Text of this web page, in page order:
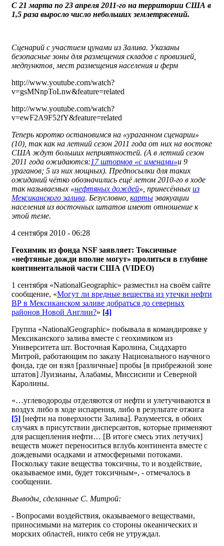
С 21 марта по 23 апреля 2011-го на территории США в
1,5 раза выросло число небольших землетрясений.
Сценарий с участием цунами из Залива. Указаны
безопасные зоны для размещения складов с провизией,
медпунктов, мест размещения населения и ферм
http://www.youtube.com/watch?
v=gsMNnpToLnw&feature=related
http://www.youtube.com/watch?
v=ewF2A9F52fY&feature=related
Теперь коротко остановимся на «ураганном сценарии»
(10), так как на летний сезон 2011 года от них на востоке
США ждут больших неприятностей. (А в летний сезон
2011 года ожидаются:17 штормов «с именами»и 9
ураганов; 5 из них мощных). Предпосылки для таких
ожиданий чётко обозначились ещё летом 2010-го в ходе
так называемых «нефтяных дождей», принесённых из
Мексиканского залива. Безусловно, карты эвакуации
населения из восточных штатов имеют отношение к
этой теме.
4 сентября 2010 - 06:28
Геохимик из фонда NSF заявляет: Токсичные
«нефтяные дожди вполне могут» пролиться в глубине
континентальной части США (VIDEO)
1 сентября «NationalGeographic» разместил на своём сайте
сообщение, «Могут ли вредные вещества из утечки нефти
ВР в Мексиканском заливе добраться до северных
районов Новой Англии?» [4]
Группа «NationalGeographic» побывала в командировке у
Мексиканского залива вместе с геохимиком из
Университета шт. Восточная Каролина, Сиддхарто
Митрой, работающим по заказу Национального научного
фонда, где он взял [различные] пробы [в прибрежной зоне
штатов] Луизианы, Алабамы, Миссисипи и Северной
Каролины.
«…углеводороды отделяются от нефти и улетучиваются в
воздух либо в ходе испарения, либо в результате отжига
[5] [нефти на поверхности Залива]. Разумеется, в обоих
случаях в присутствии дисперсантов, которые применяют
для расщепления нефти… [В итоге смесь этих летучих]
веществ может переноситься вглубь континента вместе с
дождевыми осадками и атмосферными потоками.
Поскольку такие вещества токсичны, то и воздействие,
оказываемое ими, будет токсичным», - отмечалось в
сообщении.
Выводы, сделанные С. Митрой:
- Вопросами воздействия, оказываемого веществами,
приносимыми на материк со стороны океанических и
морских областей, никто себя не утруждал.